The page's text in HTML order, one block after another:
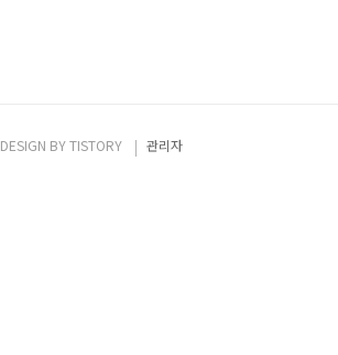
DESIGN BYTISTORY 관리자